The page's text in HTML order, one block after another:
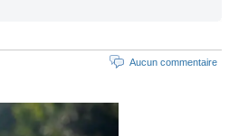
Aucun commentaire